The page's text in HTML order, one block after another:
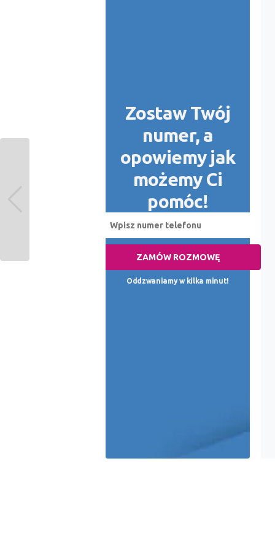
Zostaw Twój
numer, a
opowiemy jak
możemy Ci
pomóc!
ZAMÓW ROZMOWĘ
Oddzwaniamy w kilka minut!